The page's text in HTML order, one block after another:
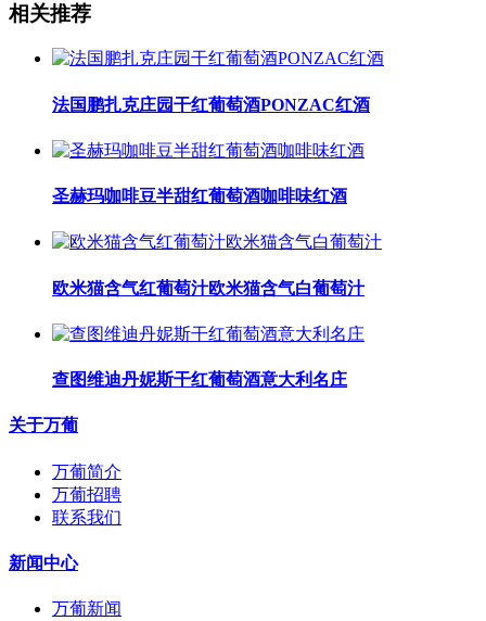
相关推荐
法国鹏扎克庄园干红葡萄酒PONZAC红酒
圣赫玛咖啡豆半甜红葡萄酒咖啡味红酒
​欧米猫含气红葡萄汁​欧米猫含气白葡萄汁
查图维迪丹妮斯干红葡萄酒意大利名庄
关于万葡
万葡简介
万葡招聘
联系我们
新闻中心
万葡新闻